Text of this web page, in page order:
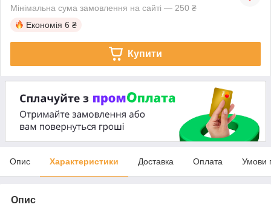
Мінімальна сума замовлення на сайті — 250 ₴
Економія 6 ₴
Купити
Опис Характеристики Доставка Оплата Умови
Опис